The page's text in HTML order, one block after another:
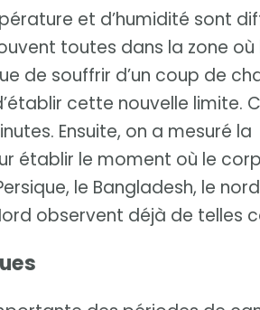
et d’humidité sont
toutes dans la zone où
de souffrir d’un coup de
cette nouvelle limite.
Ensuite, on a mesuré la
établir le moment où le
le Bangladesh, le nord
observent déjà de telles